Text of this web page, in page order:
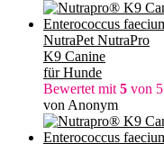
NutraPet NutraPro
K9 Canine
für Hunde
Bewertet mit 5 von 5
von Anonym